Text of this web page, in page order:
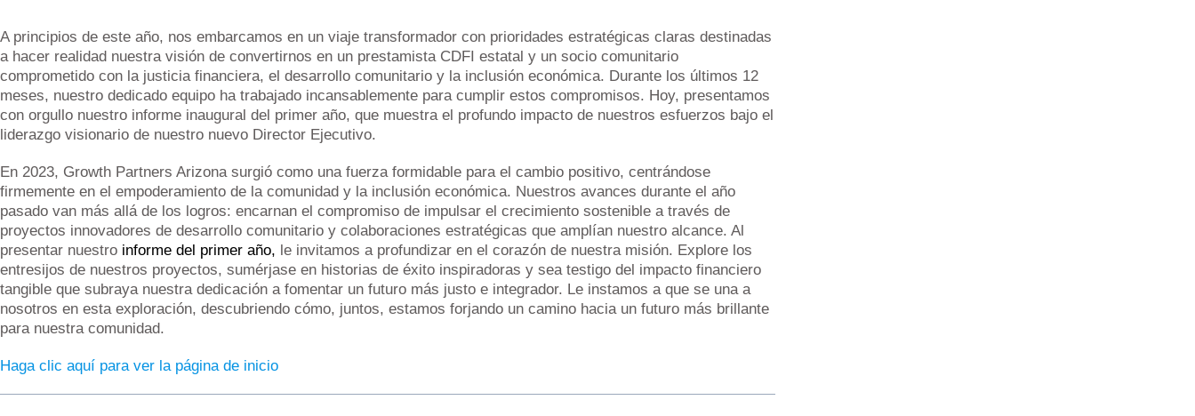
A principios de este año, nos embarcamos en un viaje transformador con prioridades estratégicas claras destinadas
a hacer realidad nuestra visión de convertirnos en un prestamista CDFI estatal y un socio comunitario
comprometido con la justicia financiera, el desarrollo comunitario y la inclusión económica. Durante los últimos 12
meses, nuestro dedicado equipo ha trabajado incansablemente para cumplir estos compromisos. Hoy, presentamos
con orgullo nuestro informe inaugural del primer año, que muestra el profundo impacto de nuestros esfuerzos bajo el
liderazgo visionario de nuestro nuevo Director Ejecutivo.
En 2023, Growth Partners Arizona surgió como una fuerza formidable para el cambio positivo, centrándose
firmemente en el empoderamiento de la comunidad y la inclusión económica. Nuestros avances durante el año
pasado van más allá de los logros: encarnan el compromiso de impulsar el crecimiento sostenible a través de
proyectos innovadores de desarrollo comunitario y colaboraciones estratégicas que amplían nuestro alcance. Al
presentar nuestro informe del primer año, le invitamos a profundizar en el corazón de nuestra misión. Explore los
entresijos de nuestros proyectos, sumérjase en historias de éxito inspiradoras y sea testigo del impacto financiero
tangible que subraya nuestra dedicación a fomentar un futuro más justo e integrador. Le instamos a que se una a
nosotros en esta exploración, descubriendo cómo, juntos, estamos forjando un camino hacia un futuro más brillante
para nuestra comunidad.
Haga clic aquí para ver la página de inicio